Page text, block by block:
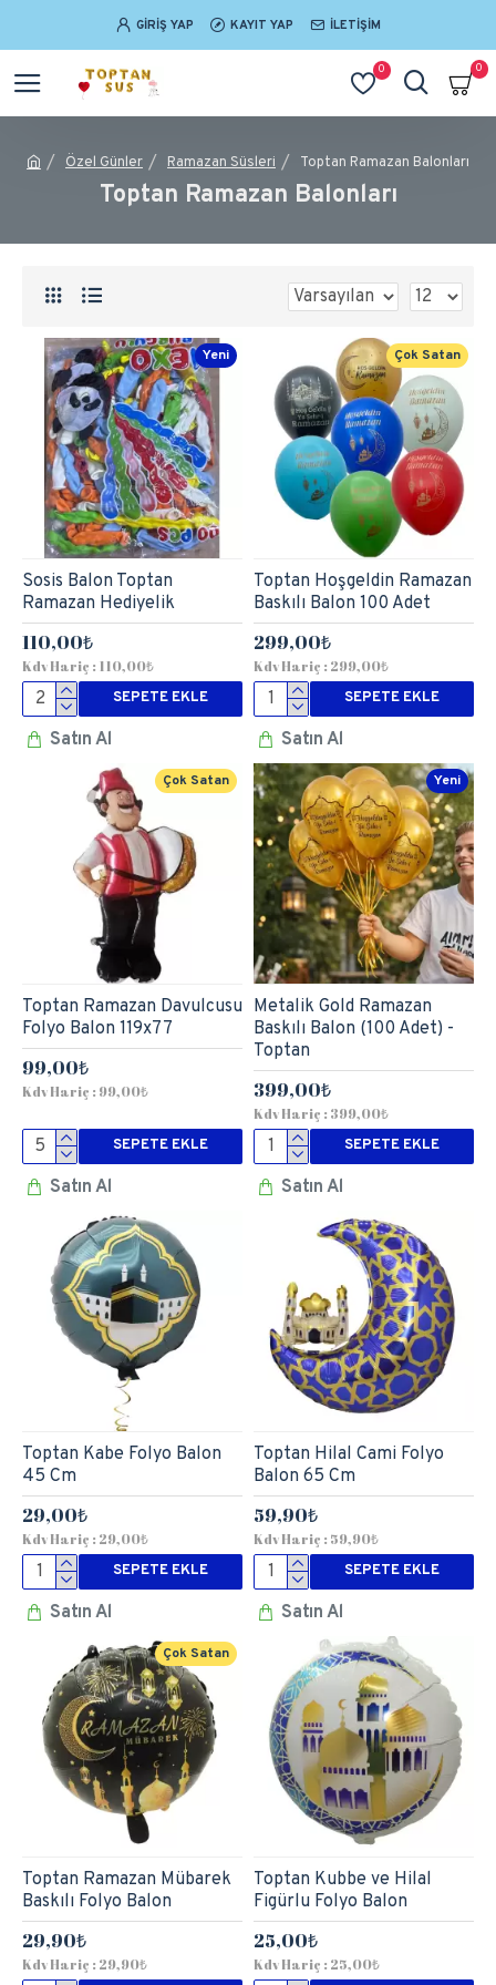
GIRIŞ YAP KAYIT YAP İLETIŞIM
0 0
Özel Günler Ramazan Süsleri Toptan Ramazan Balonları
Toptan Ramazan Balonları
Yeni
Sosis Balon Toptan
Ramazan Hediyelik
110,00₺
Kdv Hariç : 110,00₺
SEPETE EKLE
Satın Al
Çok Satan
Toptan Hoşgeldin Ramazan
Baskılı Balon 100 Adet
299,00₺
Kdv Hariç : 299,00₺
SEPETE EKLE
Satın Al
Çok Satan
Toptan Ramazan Davulcusu
Folyo Balon 119x77
99,00₺
Kdv Hariç : 99,00₺
SEPETE EKLE
Satın Al
Yeni
Metalik Gold Ramazan
Baskılı Balon (100 Adet) -
Toptan
399,00₺
Kdv Hariç : 399,00₺
SEPETE EKLE
Satın Al
Toptan Kabe Folyo Balon
45 Cm
29,00₺
Kdv Hariç : 29,00₺
SEPETE EKLE
Satın Al
Toptan Hilal Cami Folyo
Balon 65 Cm
59,90₺
Kdv Hariç : 59,90₺
SEPETE EKLE
Satın Al
Çok Satan
Toptan Ramazan Mübarek
Baskılı Folyo Balon
29,90₺
Kdv Hariç : 29,90₺
Toptan Kubbe ve Hilal
Figürlu Folyo Balon
25,00₺
Kdv Hariç : 25,00₺